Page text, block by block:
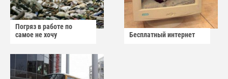
Погряз в работе по
самое не хочу
Бесплатный интернет